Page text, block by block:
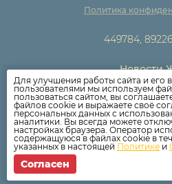
Политика
449784,
Новости
Новости
Как
Дома
Раскрытие
Для улучшения работы сайта и его
пользователями мы используем
пользоваться сайтом, вы
файлов cookie и выражаете своё
персональных данных с
аналитики. Вы всегда можете
настройках браузера. Оператор
содержащуюся в файлах cookie в
указанных в настоящей Политике и
Согласен